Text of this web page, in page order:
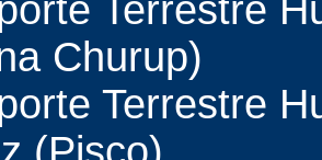
Terrestre
Churup)
Terrestre